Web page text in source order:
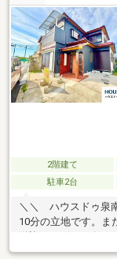
2階建て
駐車2台
＼＼ ハウスドゥ泉
10分の立地です。ま
送迎サービスも有り
ます♪【無料不動産